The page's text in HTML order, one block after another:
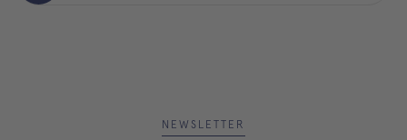
NEWSLETTER